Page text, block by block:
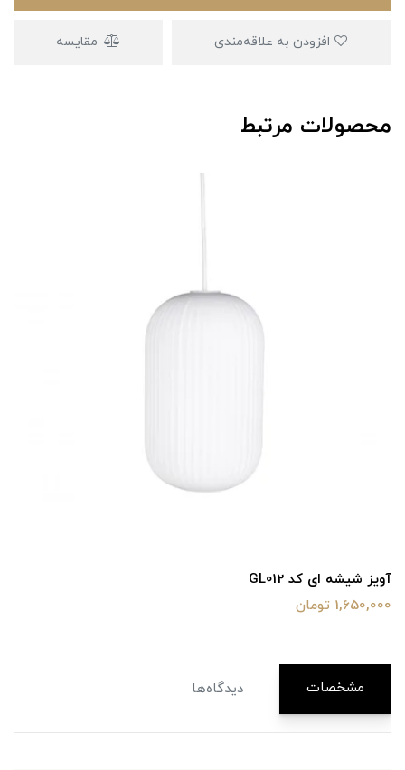
مقایسه
محصولات مرتبط
آویز شیشه ای کد GL012
1,650,000 تومان
مشخصات دیدگاه‌ها